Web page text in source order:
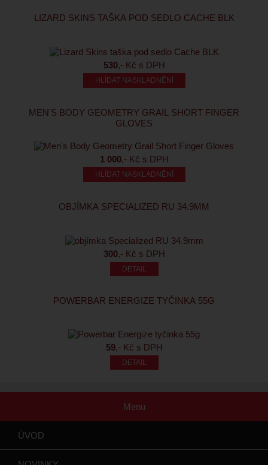
LIZARD SKINS TAŠKA POD SEDLO CACHE BLK
530,- Kč s DPH
HLÍDAT NASKLADNĚNÍ
MEN'S BODY GEOMETRY GRAIL SHORT FINGER
GLOVES
1 000,- Kč s DPH
HLÍDAT NASKLADNĚNÍ
OBJÍMKA SPECIALIZED RU 34.9MM
300,- Kč s DPH
POWERBAR ENERGIZE TYČINKA 55G
59,- Kč s DPH
Menu
ÚVOD